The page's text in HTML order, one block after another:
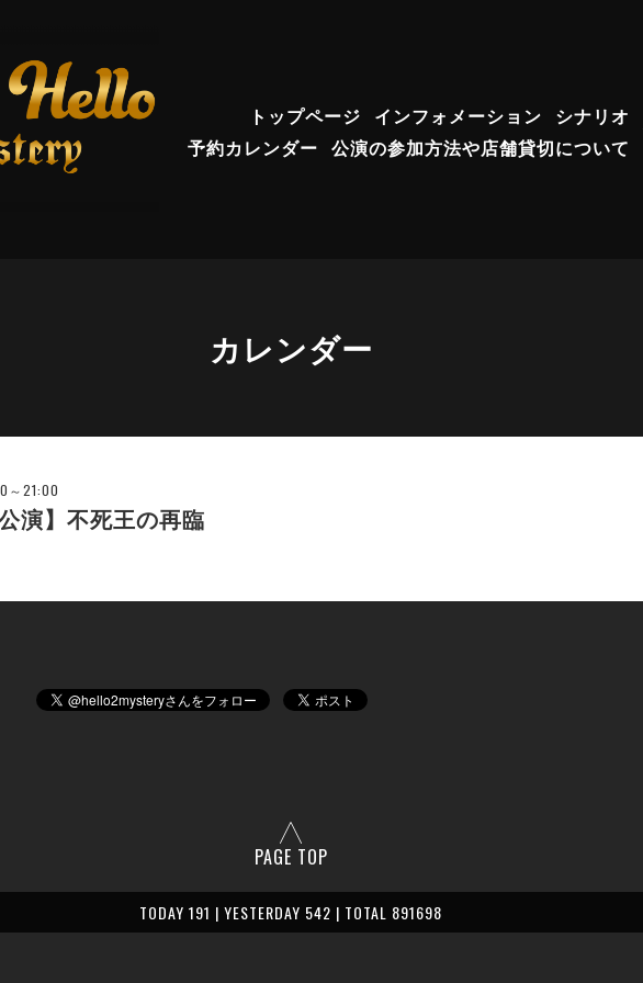
トップページ インフォメーション シナリオ
予約カレンダー 公演の参加方法や店舗貸切について
カレンダー
～21:00
演】不死王の再臨
PAGE TOP
TODAY 191 | YESTERDAY 542 | TOTAL 891698